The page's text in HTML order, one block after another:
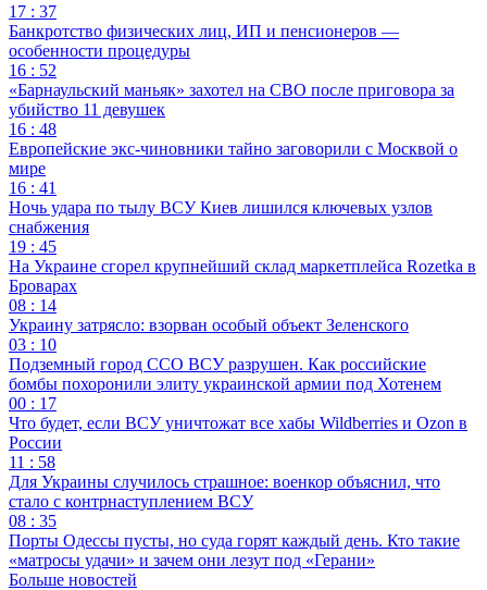
17 : 37
Банкротство физических лиц, ИП и пенсионеров —
особенности процедуры
16 : 52
«Барнаульский маньяк» захотел на СВО после приговора за
убийство 11 девушек
16 : 48
Европейские экс-чиновники тайно заговорили с Москвой о
мире
16 : 41
Ночь удара по тылу ВСУ Киев лишился ключевых узлов
снабжения
19 : 45
На Украине сгорел крупнейший склад маркетплейса Rozetka в
Броварах
08 : 14
Украину затрясло: взорван особый объект Зеленского
03 : 10
Подземный город ССО ВСУ разрушен. Как российские
бомбы похоронили элиту украинской армии под Хотенем
00 : 17
Что будет, если ВСУ уничтожат все хабы Wildberries и Ozon в
России
11 : 58
Для Украины случилось страшное: военкор объяснил, что
стало с контрнаступлением ВСУ
08 : 35
Порты Одессы пусты, но суда горят каждый день. Кто такие
«матросы удачи» и зачем они лезут под «Герани»
Больше новостей